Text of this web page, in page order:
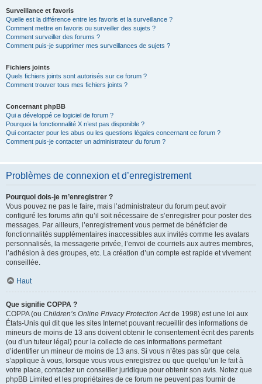
Surveillance et favoris
Quelle est la différence entre les favoris et la surveillance ?
Comment mettre en favoris ou surveiller des sujets ?
Comment surveiller des forums ?
Comment puis-je supprimer mes surveillances de sujets ?
Fichiers joints
Quels fichiers joints sont autorisés sur ce forum ?
Comment trouver tous mes fichiers joints ?
Concernant phpBB
Qui a développé ce logiciel de forum ?
Pourquoi la fonctionnalité X n’est pas disponible ?
Qui contacter pour les abus ou les questions légales concernant ce forum ?
Comment puis-je contacter un administrateur du forum ?
Problèmes de connexion et d’enregistrement
Pourquoi dois-je m’enregistrer ?
Vous pouvez ne pas le faire, mais l’administrateur du forum peut avoir
configuré les forums afin qu’il soit nécessaire de s’enregistrer pour poster des
messages. Par ailleurs, l’enregistrement vous permet de bénéficier de
fonctionnalités supplémentaires inaccessibles aux invités comme les avatars
personnalisés, la messagerie privée, l’envoi de courriels aux autres membres,
l’adhésion à des groupes, etc. La création d’un compte est rapide et vivement
conseillée.
Haut
Que signifie COPPA ?
COPPA (ou Children’s Online Privacy Protection Actde 1998) est une loi aux
États-Unis qui dit que les sites Internet pouvant recueillir des informations de
mineurs de moins de 13 ans doivent obtenir le consentement écrit des parents
(ou d’un tuteur légal) pour la collecte de ces informations permettant
d’identifier un mineur de moins de 13 ans. Si vous n’êtes pas sûr que cela
s’applique à vous, lorsque vous vous enregistrez ou que quelqu’un le fait à
votre place, contactez un conseiller juridique pour obtenir son avis. Notez que
phpBB Limited et les propriétaires de ce forum ne peuvent pas fournir de